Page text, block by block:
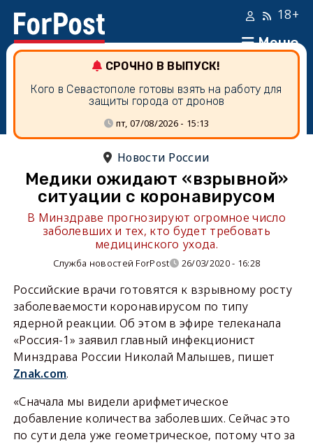
Меню
18+
СРОЧНО В ВЫПУСК!
Кого в Севастополе готовы взять на работу для
защиты города от дронов
пт, 07/08/2026 - 15:13
Новости России
Медики ожидают «взрывной»
ситуации с коронавирусом
В Минздраве прогнозируют огромное число
заболевших и тех, кто будет требовать
медицинского ухода.
Служба новостей ForPost 26/03/2020 - 16:28
Российские врачи готовятся к взрывному росту
заболеваемости коронавирусом по типу
ядерной реакции. Об этом в эфире телеканала
«Россия-1» заявил главный инфекционист
Минздрава России Николай Малышев, пишет
Znak.com.
«Сначала мы видели арифметическое
добавление количества заболевших. Сейчас это
по сути дела уже геометрическое, потому что за